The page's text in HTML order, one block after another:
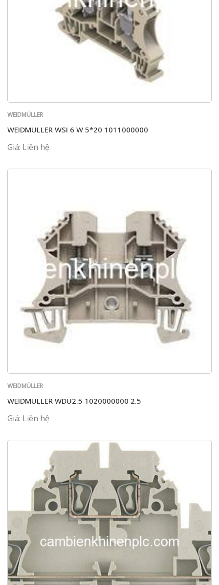
WEIDMÜLLER
WEIDMULLER WSI 6 W 5*20 1011000000
Giá: Liên hệ
WEIDMÜLLER
WEIDMULLER WDU2.5 1020000000 2.5
Giá: Liên hệ